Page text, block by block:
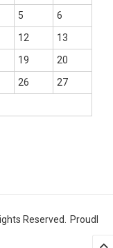
5
6
12
13
19
20
26
27
Reserved.
Proudl